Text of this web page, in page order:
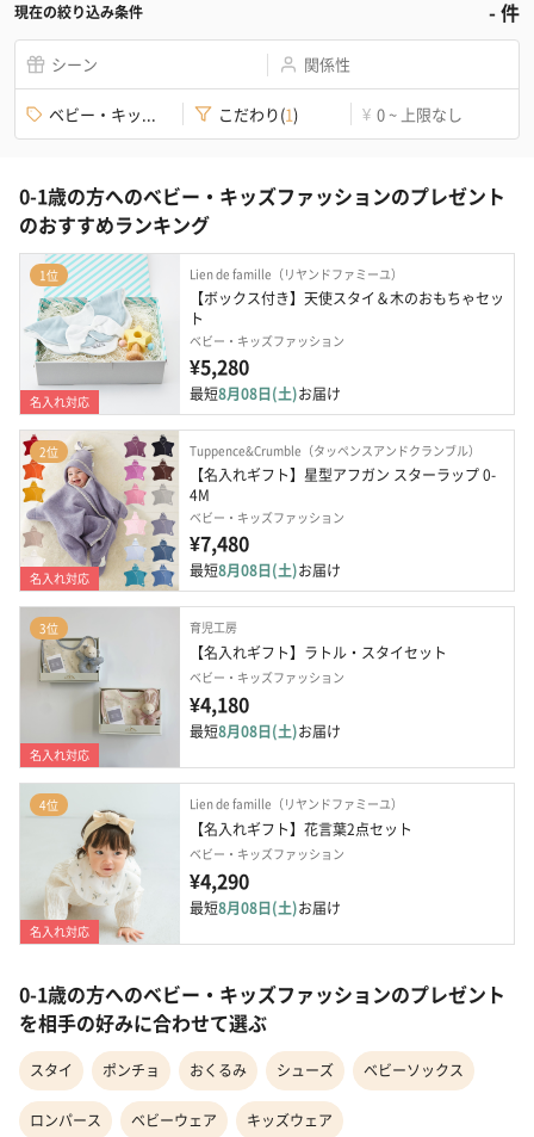
現在の絞り込み条件 -件
シーン 関係性
ベビー・キッ... こだわり(1) ¥ 0 ~ 上限なし
0-1歳の方へのベビー・キッズファッションのプレゼント
のおすすめランキング
1位
名入れ対応
Lien de famille（リヤンドファミーユ）
【ボックス付き】天使スタイ＆木のおもちゃセッ
ト
ベビー・キッズファッション
¥5,280
最短8月08日(土)お届け
2位
名入れ対応
Tuppence&Crumble（タッペンスアンドクランブル）
【名入れギフト】星型アフガン スターラップ 0-
4M
ベビー・キッズファッション
¥7,480
最短8月08日(土)お届け
3位
名入れ対応
育児工房
【名入れギフト】ラトル・スタイセット
ベビー・キッズファッション
¥4,180
最短8月08日(土)お届け
4位
名入れ対応
Lien de famille（リヤンドファミーユ）
【名入れギフト】花言葉2点セット
ベビー・キッズファッション
¥4,290
最短8月08日(土)お届け
0-1歳の方へのベビー・キッズファッションのプレゼント
を相手の好みに合わせて選ぶ
スタイ ポンチョ おくるみ シューズ ベビーソックス
ロンパース ベビーウェア キッズウェア